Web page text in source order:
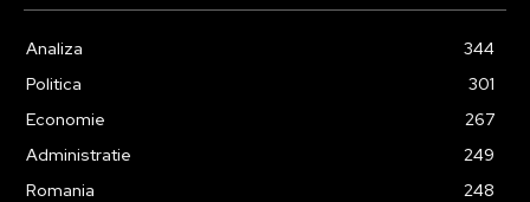
Analiza
344
Politica
301
Economie
267
Administratie
249
Romania
248